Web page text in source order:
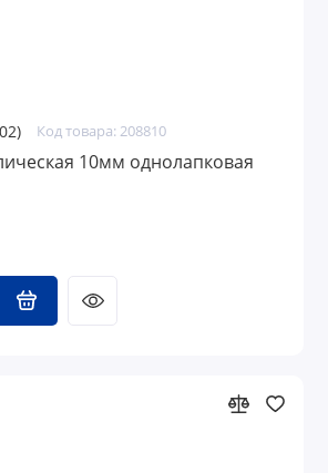
Код товара: 208810
10мм однолапковая